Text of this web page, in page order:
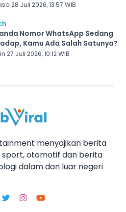
28 Juli 2026, 13:57 WIB
Nomor WhatsApp Sedang
Kamu Ada Salah Satunya?
27 Juli 2026, 10:12 WIB
menyajikan berita
sport, otomotif dan berita
dalam dan luar negeri